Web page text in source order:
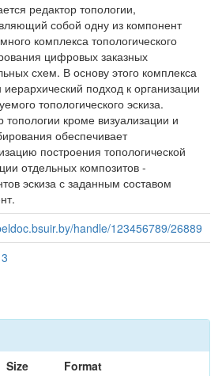
редактор топологии,
собой одну из компонент
комплекса топологического
цифровых заказных
схем. В основу этого комплекса
подход к организации
топологического эскиза.
топологии кроме визуализации и
обеспечивает
построения топологической
отдельных композитов -
эскиза с заданным составом
handle/123456789/26889
Size Format